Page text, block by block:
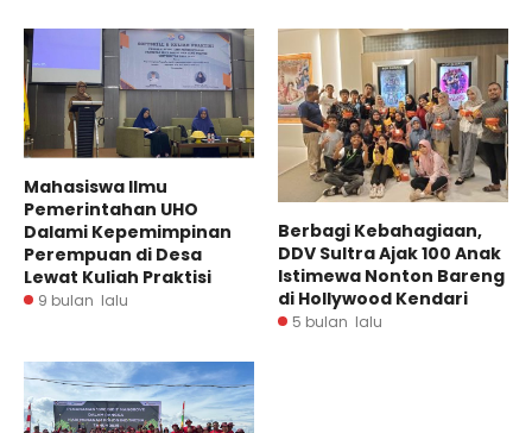
Mahasiswa Ilmu
Pemerintahan UHO
Dalami Kepemimpinan
Perempuan di Desa
Lewat Kuliah Praktisi
9 bulan lalu
Berbagi Kebahagiaan,
DDV Sultra Ajak 100 Anak
Istimewa Nonton Bareng
di Hollywood Kendari
5 bulan lalu